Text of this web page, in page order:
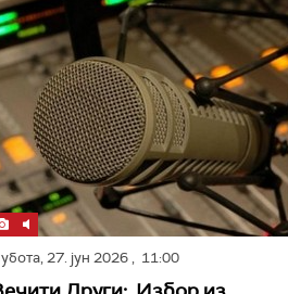
27. јун 2026, 11:00